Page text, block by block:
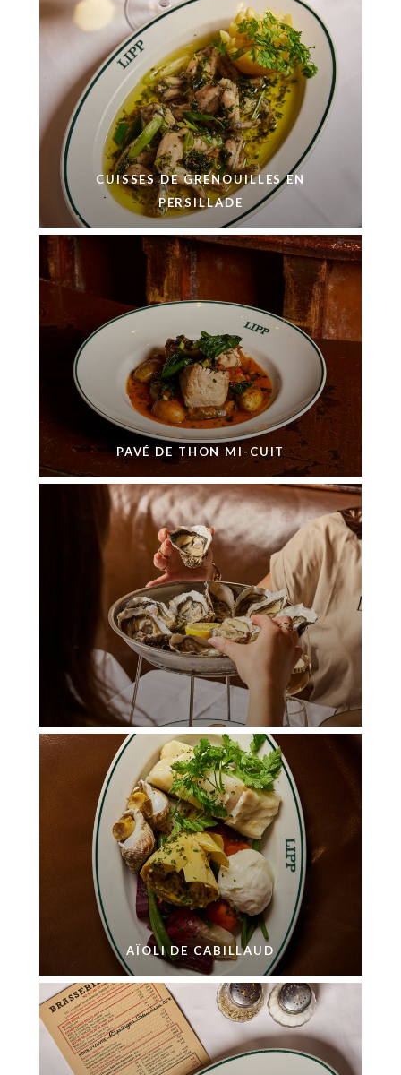
CUISSES DE GRENOUILLES EN
PERSILLADE
PAVÉ DE THON MI-CUIT
AÏOLI DE CABILLAUD